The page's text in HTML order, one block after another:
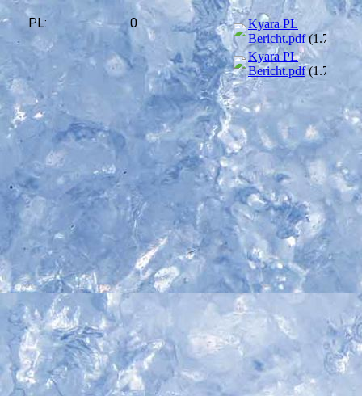
PL: 0
Kyara PL
Bericht.pdf(1.76MB)
Kyara PL
Bericht.pdf(1.76MB)